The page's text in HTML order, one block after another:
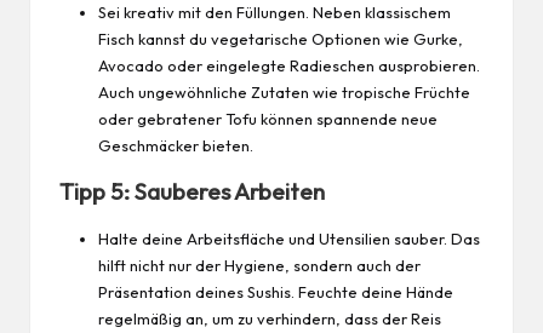
Sei kreativ mit den Füllungen. Neben klassischem
Fisch kannst du vegetarische Optionen wie Gurke,
Avocado oder eingelegte Radieschen ausprobieren.
Auch ungewöhnliche Zutaten wie tropische Früchte
oder gebratener Tofu können spannende neue
Geschmäcker bieten.
Tipp 5: Sauberes Arbeiten
Halte deine Arbeitsfläche und Utensilien sauber. Das
hilft nicht nur der Hygiene, sondern auch der
Präsentation deines Sushis. Feuchte deine Hände
regelmäßig an, um zu verhindern, dass der Reis